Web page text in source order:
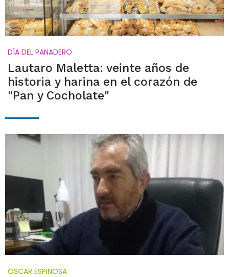
DÍA DEL PANADERO
Lautaro Maletta: veinte años de
historia y harina en el corazón de
"Pan y Cocholate"
OSCAR ESPINOSA